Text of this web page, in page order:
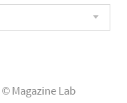
© Magazine Lab